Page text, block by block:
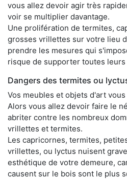
vous allez devoir agir très
voir se multiplier davantage.
Une prolifération de termites,
grosses vrillettes sur votre lieu
prendre les mesures qui
risque de supporter toutes
Dangers des termites ou
Vos meubles et objets d'art
Alors vous allez devoir faire le
abriter contre les nombreux
vrillettes et termites.
Les capricornes, termites,
vrillettes, ou lyctus nuisent
esthétique de votre demeure,
causent sur le bois sont le plus